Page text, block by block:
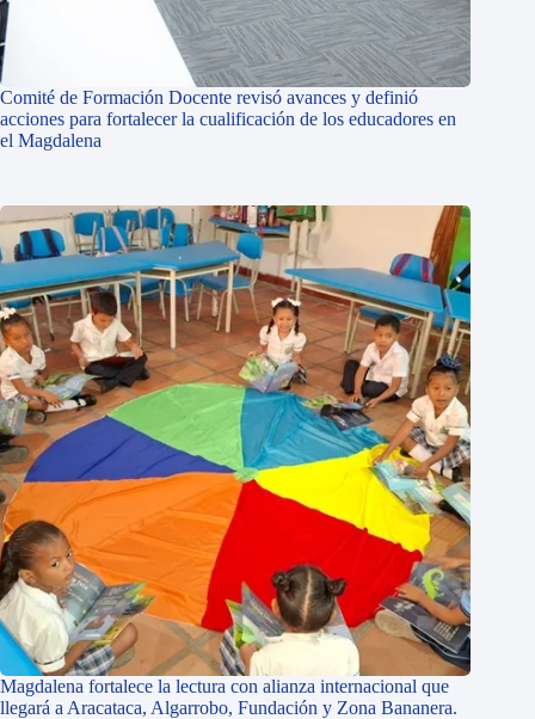
Comité de Formación Docente revisó avances y definió
acciones para fortalecer la cualificación de los educadores en
el Magdalena
Magdalena fortalece la lectura con alianza internacional que
llegará a Aracataca, Algarrobo, Fundación y Zona Bananera.